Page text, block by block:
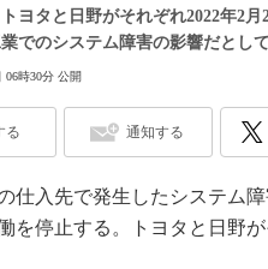
ヨタと日野がそれぞれ2022年2
でのシステム障害の影響だとして
06時30分 公開
る 通知する
仕入先で発生したシステム
を停止する。トヨタと日野が